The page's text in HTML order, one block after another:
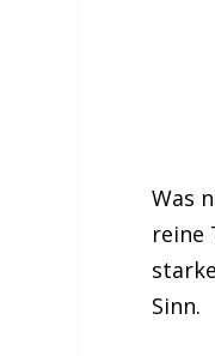
Was
reine
Sinn.